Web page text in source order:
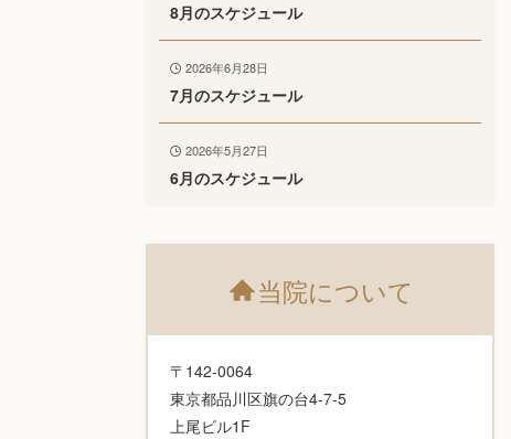
8月のスケジュール
2026年6月28日
7月のスケジュール
2026年5月27日
6月のスケジュール
当院について
〒142-0064
東京都品川区旗の台4-7-5
上尾ビル1F